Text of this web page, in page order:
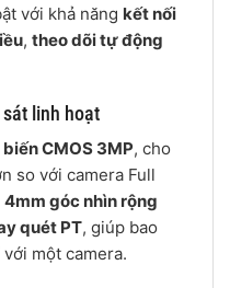
với khả năng kết nối
, theo dõi tự động
linh hoạt
CMOS 3MP, cho
so với camera Full
4mm góc nhìn rộng
quét PT, giúp bao
một camera.